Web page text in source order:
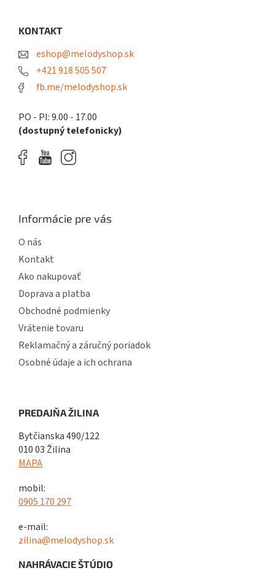
KONTAKT
eshop@melodyshop.sk
+421 918 505 507
fb.me/melodyshop.sk
PO - PI: 9.00 - 17.00
(dostupný telefonicky)
Informácie pre vás
O nás
Kontakt
Ako nakupovať
Doprava a platba
Obchodné podmienky
Vrátenie tovaru
Reklamačný a záručný poriadok
Osobné údaje a ich ochrana
PREDAJŇA ŽILINA
Bytčianska 490/122
010 03 Žilina
MAPA
mobil:
0905 170 297
e-mail:
zilina@melodyshop.sk
NAHRÁVACIE ŠTÚDIO